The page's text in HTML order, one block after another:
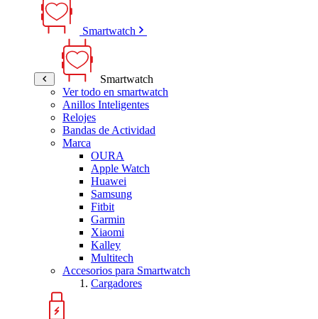
Smartwatch
Smartwatch
Ver todo en smartwatch
Anillos Inteligentes
Relojes
Bandas de Actividad
Marca
OURA
Apple Watch
Huawei
Samsung
Fitbit
Garmin
Xiaomi
Kalley
Multitech
Accesorios para Smartwatch
Cargadores